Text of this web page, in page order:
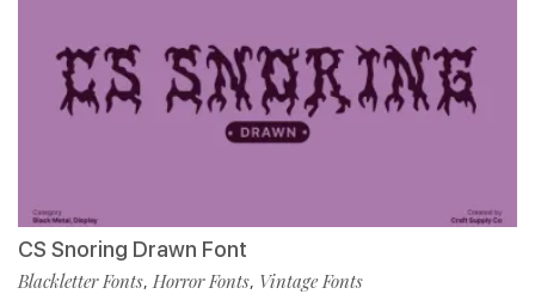
CS Snoring Drawn Font
Blackletter Fonts, Horror Fonts, Vintage Fonts